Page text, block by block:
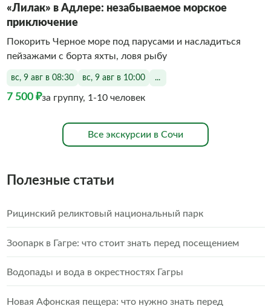
«Лилак» в Адлере: незабываемое морское
приключение
Покорить Черное море под парусами и насладиться
пейзажами с борта яхты, ловя рыбу
вс, 9 авг в 08:30 вс, 9 авг в 10:00 ...
7 500 ₽за группу, 1-10 человек
Все экскурсии в Сочи
Полезные статьи
Рицинский реликтовый национальный парк
Зоопарк в Гагре: что стоит знать перед посещением
Водопады и вода в окрестностях Гагры
Новая Афонская пещера: что нужно знать перед